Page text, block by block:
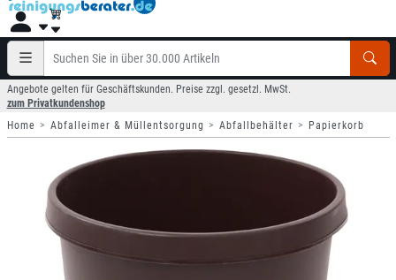
Angebote gelten für Geschäftskunden. Preise zzgl. gesetzl. MwSt.
zum Privatkundenshop
Home
Abfalleimer & Müllentsorgung Abfallbehälter Papierkorb